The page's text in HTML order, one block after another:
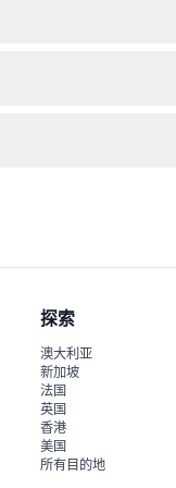
探索
澳大利亚
新加坡
法国
英国
香港
美国
所有目的地